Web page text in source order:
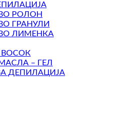
РОЛОН
ГРАНУЛИ
ЛИМЕНКА
ВОСОК
– ГЕЛ
ДЕПИЛАЦИЈА